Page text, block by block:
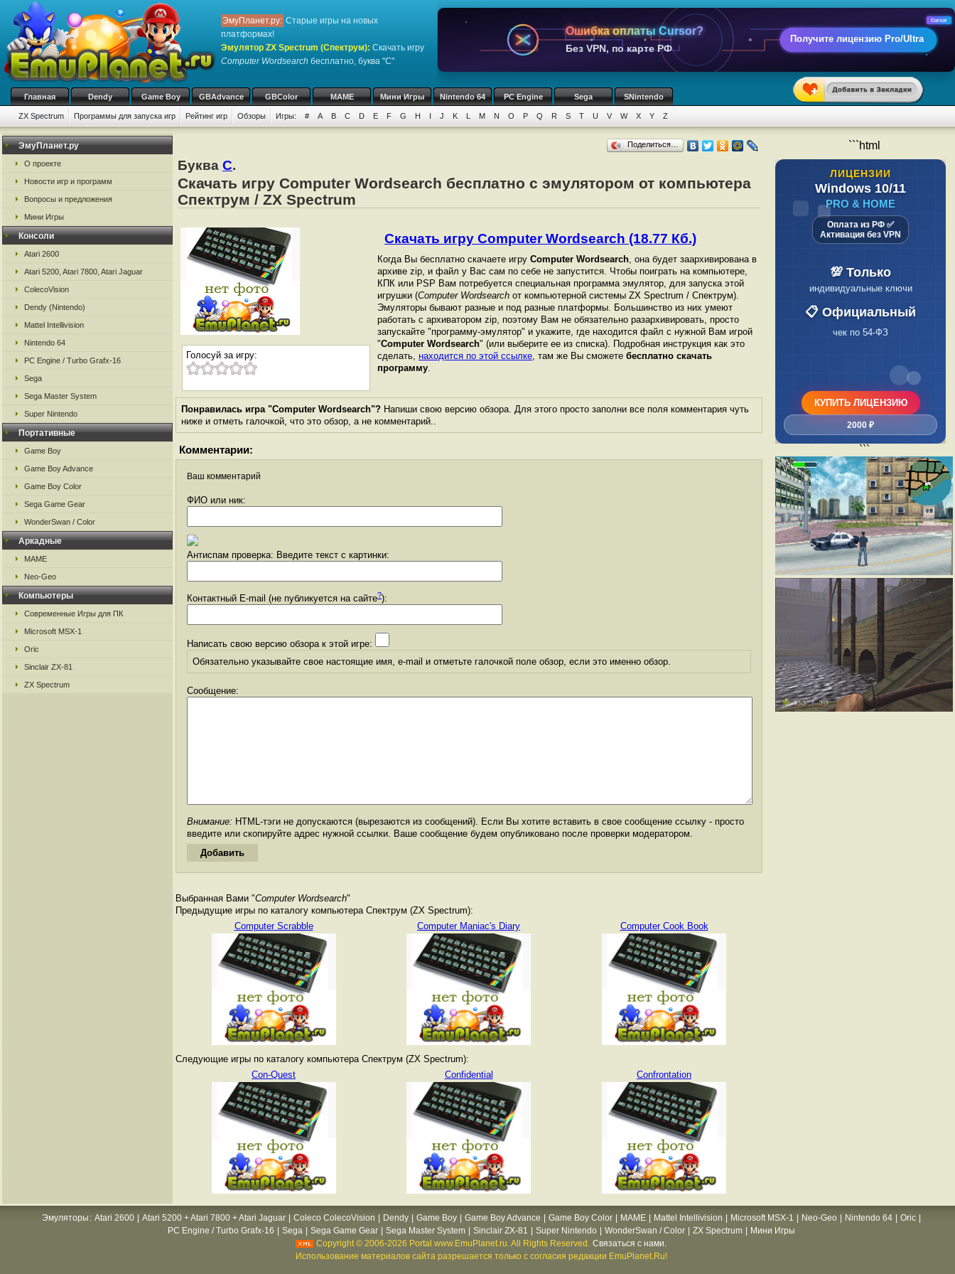
ЭмуПланет.ру: Старые игры на новых
платформах!
Эмулятор ZX Spectrum (Спектрум): Скачать игру
Computer Wordsearch бесплатно, буква "C"
Ошибка оплаты Cursor?
Без VPN, по карте РФ
Получите лицензию Pro/Ultra
Cursor
Главная Dendy Game Boy GBAdvance GBColor MAME Мини Игры Nintendo 64 PC Engine Sega SNintendo
ZX Spectrum Программы для запуска игр Рейтинг игр Обзоры Игры: # A B C D E F G H I J K L M N O P Q R S T U V W X Y Z
ЭмуПланет.ру
О проекте
Новости игр и программ
Вопросы и предложения
Мини Игры
Консоли
Atari 2600
Atari 5200, Atari 7800, Atari Jaguar
ColecoVision
Dendy (Nintendo)
Mattel Intellivision
Nintendo 64
PC Engine / Turbo Grafx-16
Sega
Sega Master System
Super Nintendo
Портативные
Game Boy
Game Boy Advance
Game Boy Color
Sega Game Gear
WonderSwan / Color
Аркадные
MAME
Neo-Geo
Компьютеры
Современные Игры для ПК
Microsoft MSX-1
Oric
Sinclair ZX-81
ZX Spectrum
Поделиться…
Буква C.
Скачать игру Computer Wordsearch бесплатно с эмулятором от компьютера
Спектрум / ZX Spectrum
Голосуй за игру:
Скачать игру Computer Wordsearch (18.77 Кб.)
Когда Вы бесплатно скачаете игру Computer Wordsearch, она будет заархивирована в
архиве zip, и файл у Вас сам по себе не запустится. Чтобы поиграть на компьютере,
КПК или PSP Вам потребуется специальная программа эмулятор, для запуска этой
игрушки (Computer Wordsearch от компьютерной системы ZX Spectrum / Спектрум).
Эмуляторы бывают разные и под разные платформы. Большинство из них умеют
работать с архиватором zip, поэтому Вам не обязательно разархивировать, просто
запускайте "программу-эмулятор" и укажите, где находится файл с нужной Вам игрой
"Computer Wordsearch" (или выберите ее из списка). Подробная инструкция как это
сделать, находится по этой ссылке, там же Вы сможете бесплатно скачать
программу.
Понравилась игра "Computer Wordsearch"? Напиши свою версию обзора. Для этого просто заполни все поля комментария чуть
ниже и отметь галочкой, что это обзор, а не комментарий..
Комментарии:
Ваш комментарий
ФИО или ник:
Антиспам проверка: Введите текст с картинки:
Контактный E-mail (не публикуется на сайте?):
Написать свою версию обзора к этой игре:
Обязательно указывайте свое настоящие имя, e-mail и отметьте галочкой поле обзор, если это именно обзор.
Сообщение:
Внимание: HTML-тэги не допускаются (вырезаются из сообщений). Если Вы хотите вставить в свое сообщение ссылку - просто
введите или скопируйте адрес нужной ссылки. Ваше сообщение будем опубликовано после проверки модератором.
Выбранная Вами "Computer Wordsearch"
Предыдущие игры по каталогу компьютера Спектрум (ZX Spectrum):
Computer Scrabble
Computer Maniac's Diary Computer Cook Book
Следующие игры по каталогу компьютера Спектрум (ZX Spectrum):
Con-Quest
Confidential Confrontation
```html
ЛИЦЕНЗИИ
Windows 10/11
PRO & HOME
Оплата из РФ ✅
Активация без VPN
💯 Только
индивидуальные ключи
📋 Официальный
чек по 54-ФЗ
КУПИТЬ ЛИЦЕНЗИЮ
2000 ₽
```
Эмуляторы : Atari 2600 Atari 5200 + Atari 7800 + Atari Jaguar Coleco ColecoVision Dendy Game Boy Game Boy Advance Game Boy Color MAME Mattel Intellivision Microsoft MSX-1 Neo-Geo Nintendo 64 Oric
PC Engine / Turbo Grafx-16
Sega Sega Game Gear Sega Master System Sinclair ZX-81 Super Nintendo WonderSwan / Color ZX Spectrum
Мини Игры
Copyright © 2006-2026 Portal www.EmuPlanet.ru. All Rights Reserved. Связаться с нами.
Использование материалов сайта разрешается только с согласия редакции EmuPlanet.Ru!